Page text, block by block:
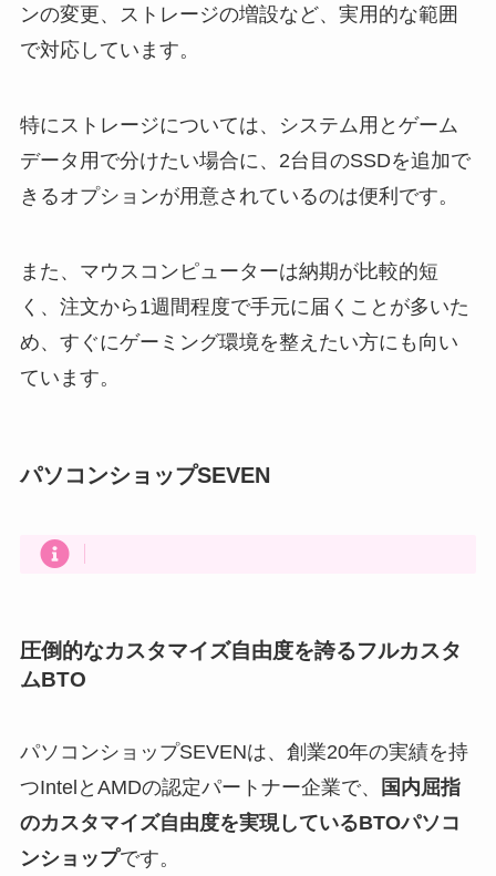
ンの変更、ストレージの増設など、実用的な範囲
で対応しています。
特にストレージについては、システム用とゲーム
データ用で分けたい場合に、2台目のSSDを追加で
きるオプションが用意されているのは便利です。
また、マウスコンピューターは納期が比較的短
く、注文から1週間程度で手元に届くことが多いた
め、すぐにゲーミング環境を整えたい方にも向い
ています。
パソコンショップSEVEN
圧倒的なカスタマイズ自由度を誇るフルカスタ
ムBTO
パソコンショップSEVENは、創業20年の実績を持
つIntelとAMDの認定パートナー企業で、
国内屈指
のカスタマイズ自由度を実現しているBTOパソコ
ンショップです。